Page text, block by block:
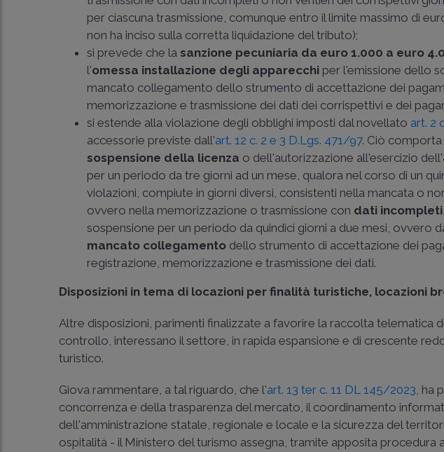
per ciascuna trasmissione, comunque entro il limite massimo di
non ha inciso sulla corretta liquidazione del tributo);
si prevede che la sanzione pecuniaria da euro 1.000 a euro
l'omessa installazione degli apparecchi per l'emissione dello
mancato collegamento dello strumento di accettazione dei
memorizzazione e trasmissione dei dati dei corrispettivi e dei
si estende alla violazione degli obblighi imposti dal novellato art. 2
accessorie previste dall'art. 12 c. 2 e 3 D.Lgs. 471/97. Ciò
sospensione della licenza o dell'autorizzazione all'esercizio
per un periodo da tre giorni ad un mese, qualora nel corso di un
violazioni, compiute in giorni diversi, consistenti nella mancata o
ovvero nella memorizzazione o trasmissione con dati
sospensione per un periodo da quindici giorni a due mesi, ovvero
mancato collegamento dello strumento di accettazione dei
registrazione, memorizzazione e trasmissione dei dati.
Disposizioni in tema di locazioni per finalità turistiche, locazioni
Altre disposizioni, parimenti finalizzate a favorire la raccolta telematica
controllo, interessano il settore, in rapida espansione e di crescente
turistico.
Giova rammentare, a tal riguardo, che l'art. 13 ter c. 11 DL 145/2023, ha
concorrenza e della trasparenza del mercato, il coordinamento
dell'amministrazione statale, regionale e locale e la sicurezza del
ospitalità - il Ministero del turismo assegna, tramite apposita procedura